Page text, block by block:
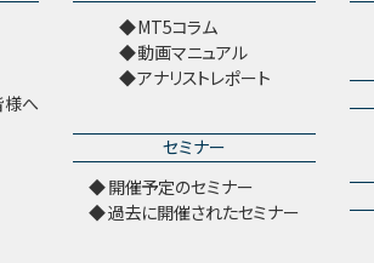
様へ
MT5コラム
動画マニュアル
アナリストレポート
セミナー
開催予定のセミナー
過去に開催されたセミナー